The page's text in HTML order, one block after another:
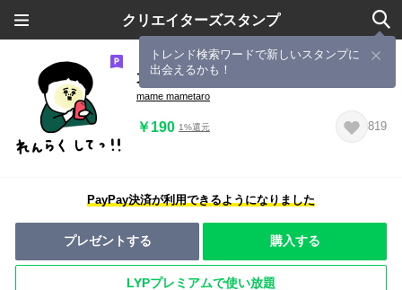
クリエイターズスタンプ
トレンド検索ワードで新しいスタンプに
出会えるかも！
大人女子たち。子供に送る。
mame mametaro
￥190 1%還元 819
PayPay決済が利用できるようになりました
プレゼントする 購入する
LYPプレミアムで使い放題